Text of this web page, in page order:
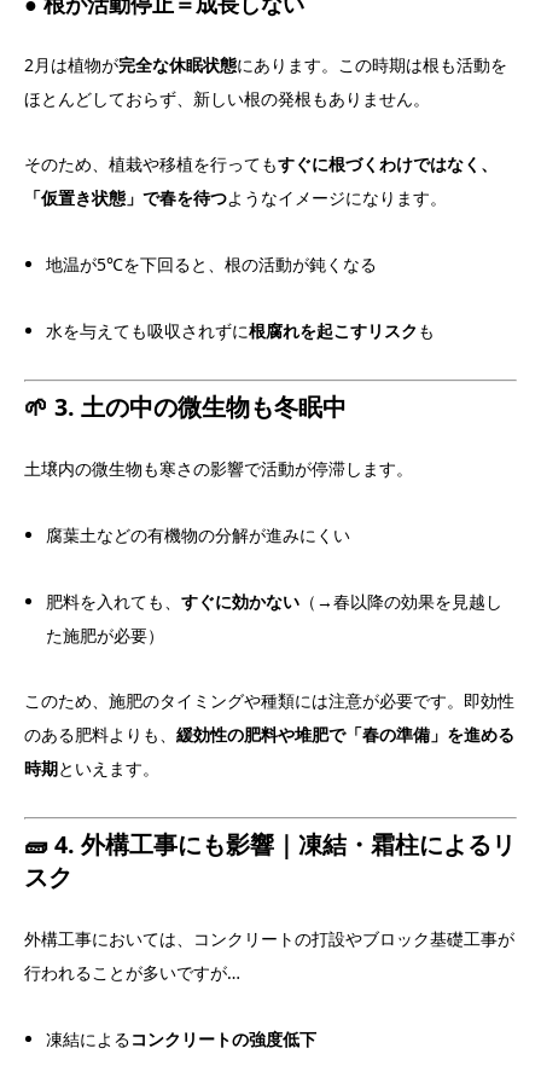
2月は植物が完全な休眠状態にあります。この時期は根も活動を
ほとんどしておらず、新しい根の発根もありません。
そのため、植栽や移植を行ってもすぐに根づくわけではなく、
「仮置き状態」で春を待つようなイメージになります。
地温が5℃を下回ると、根の活動が鈍くなる
水を与えても吸収されずに根腐れを起こすリスク も
🌱 3. 土の中の微生物も冬眠中
土壌内の微生物も寒さの影響で活動が停滞します。
腐葉土などの有機物の分解が進みにくい
肥料を入れても、すぐに効かない （→春以降の効果を見越し
た施肥が必要）
このため、施肥のタイミングや種類には注意が必要です。即効性
のある肥料よりも、 緩効性の肥料や堆肥で「春の準備」を進める
時期といえます。
🧱 4. 外構工事にも影響｜凍結・霜柱によるリ
スク
外構工事においては、コンクリートの打設やブロック基礎工事が
行われることが多いですが…
凍結によるコンクリートの強度低下